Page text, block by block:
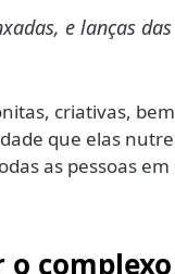
e lanças
criativas,
que elas
as pessoas
o